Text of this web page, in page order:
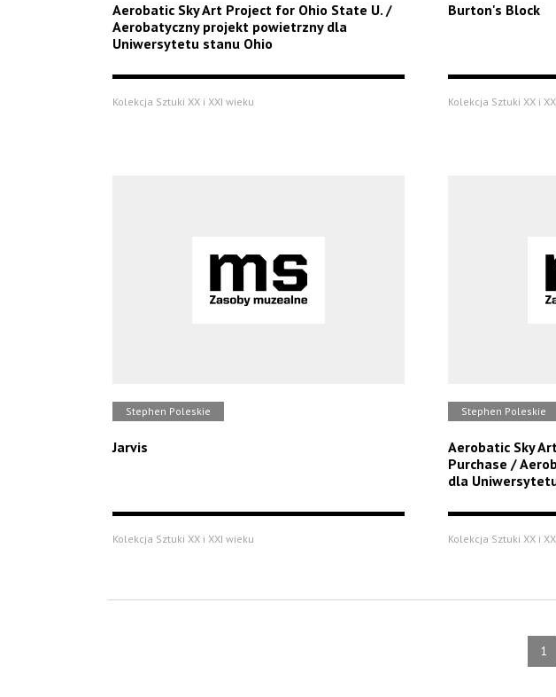
Aerobatic Sky Art Project for Ohio State U. /
Aerobatyczny projekt powietrzny dla
Uniwersytetu stanu Ohio
Kolekcja Sztuki XX i XXI wieku
Burton's Block
Kolekcja Sztuki XX i
Stephen Poleskie
Jarvis
Kolekcja Sztuki XX i XXI wieku
Stephen Poleskie
Aerobatic Sky
Purchase /
dla
Kolekcja Sztuki XX i
1